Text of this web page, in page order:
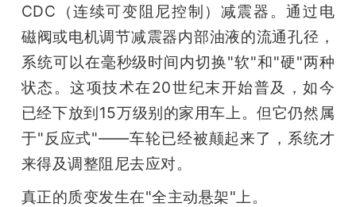
机
CDC（连续可变阻尼控制）减震器。通过电
磁阀或电机调节减震器内部油液的流通孔径，
系统可以在毫秒级时间内切换"软"和"硬"两种
状态。这项技术在20世纪末开始普及，如今
已经下放到15万级别的家用车上。但它仍然属
于"反应式"——车轮已经被颠起来了，系统才
来得及调整阻尼去应对。
真正的质变发生在"全主动悬架"上。